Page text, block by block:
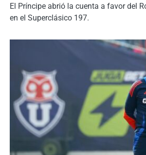
El Príncipe abrió la cuenta a favor del
en el Superclásico 197.